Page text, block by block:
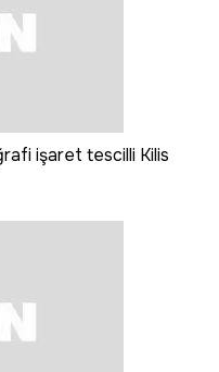
işaret tescilli Kilis